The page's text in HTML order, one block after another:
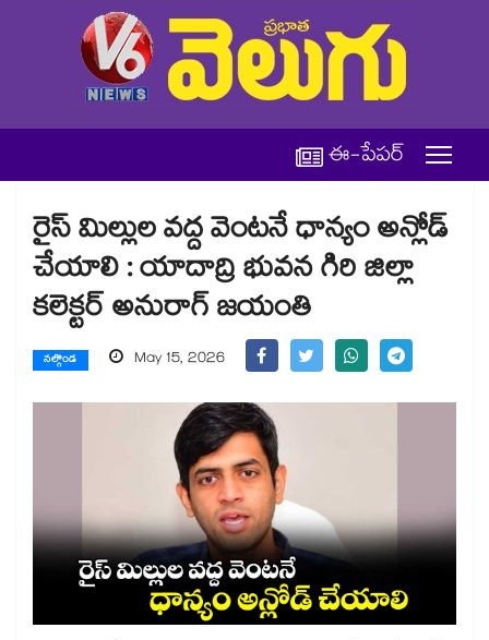
ఈ-పేపర్
రైస్ మిల్లుల వద్ద వెంటనే ధాన్యం అన్లోడ్
చేయాలి : యాదాద్రి భువన గిరి జిల్లా
కలెక్టర్ అనురాగ్ జయంతి
నల్గొండ May 15, 2026